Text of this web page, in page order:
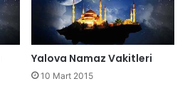
Yalova Namaz Vakitleri
10 Mart 2015